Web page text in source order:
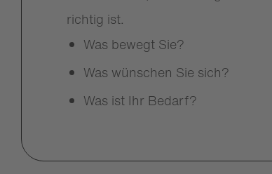
richtig ist.
Was bewegt Sie?
Was wünschen Sie sich?
Was ist Ihr Bedarf?